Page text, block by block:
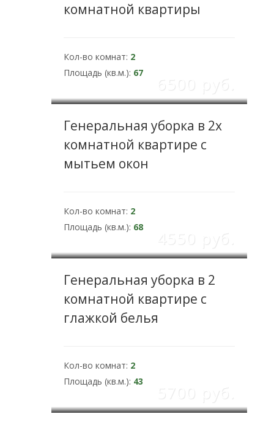
комнатной квартиры
Кол-во комнат: 2
Площадь (кв.м.): 67
Генеральная уборка в 2х
комнатной квартире с
мытьем окон
Кол-во комнат: 2
Площадь (кв.м.): 68
4550 pуб.
Генеральная уборка в 2
комнатной квартире с
глажкой белья
Кол-во комнат: 2
Площадь (кв.м.): 43